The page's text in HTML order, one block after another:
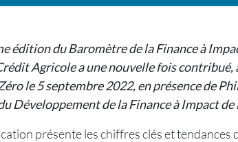
édition du Baromètre de la Finance à
Agricole a une nouvelle fois contribué,
le 5 septembre 2022, en présence de
Développement de la Finance à Impact de
présente les chiffres clés et tendances